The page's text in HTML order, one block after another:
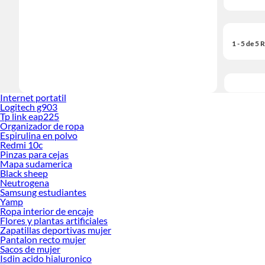
1 - 5 de 5
Internet portatil
Logitech g903
Tp link eap225
Organizador de ropa
Espirulina en polvo
Redmi 10c
Pinzas para cejas
Mapa sudamerica
Black sheep
Neutrogena
Samsung estudiantes
Yamp
Ropa interior de encaje
Flores y plantas artificiales
Zapatillas deportivas mujer
Pantalon recto mujer
Sacos de mujer
Isdin acido hialuronico